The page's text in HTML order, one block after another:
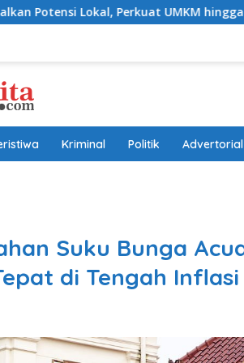
Perkuat UMKM hingga Libatkan Pemuda
Kriminal Politik Advertorial
Suku Bunga
di Tengah Inflasi